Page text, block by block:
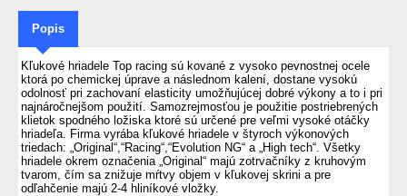
Popis
Kľukové hriadele Top racing sú kované z vysoko pevnostnej ocele
ktorá po chemickej úprave a následnom kalení, dostane vysokú
odolnosť pri zachovaní elasticity umožňujúcej dobré výkony a to i pri
najnáročnejšom použití. Samozrejmosťou je použitie postriebrených
klietok spodného ložiska ktoré sú určené pre veľmi vysoké otáčky
hriadeľa. Firma vyrába kľukové hriadele v štyroch výkonových
triedach: „Original“,“Racing“,“Evolution NG“ a „High tech“. Všetky
hriadele okrem označenia „Original“ majú zotrvačníky z kruhovým
tvarom, čím sa znižuje mŕtvy objem v kľukovej skrini a pre
odľahčenie majú 2-4 hliníkové vložky.